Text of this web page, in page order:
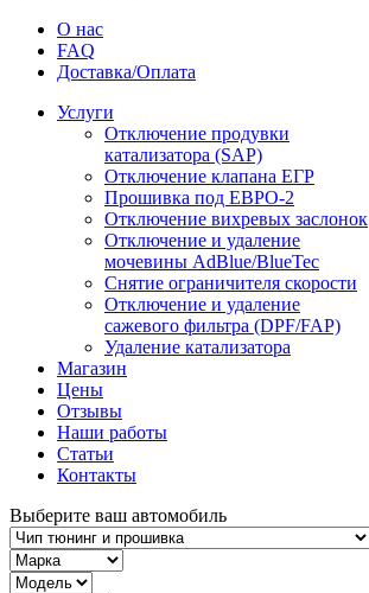
О нас
FAQ
Доставка/Оплата
Услуги
Отключение продувки
катализатора (SAP)
Отключение клапана ЕГР
Прошивка под ЕВРО-2
Отключение вихревых заслонок
Отключение и удаление
мочевины AdBlue/BlueTec
Снятие ограничителя скорости
Отключение и удаление
сажевого фильтра (DPF/FAP)
Удаление катализатора
Магазин
Цены
Отзывы
Наши работы
Статьи
Контакты
Выберите ваш автомобиль